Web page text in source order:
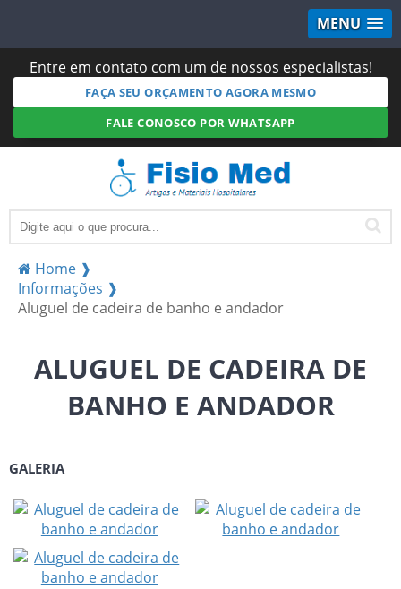
MENU
Entre em contato com um de nossos especialistas!
FAÇA SEU ORÇAMENTO AGORA MESMO
FALE CONOSCO POR WHATSAPP
Home ❱
Informações ❱
Aluguel de cadeira de banho e andador
ALUGUEL DE CADEIRA DE
BANHO E ANDADOR
GALERIA